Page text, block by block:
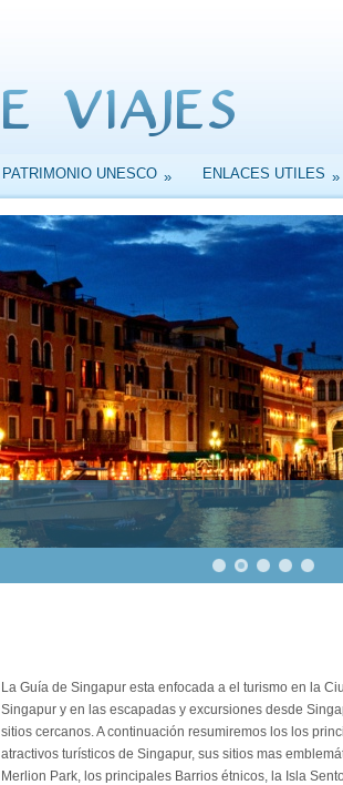
PATRIMONIO UNESCO » ENLACES UTILES »
La Guía de Singapur esta enfocada a el turismo en la
Singapur y en las escapadas y excursiones desde
sitios cercanos. A continuación resumiremos los los
atractivos turísticos de Singapur, sus sitios mas
Merlion Park, los principales Barrios étnicos, la Isla